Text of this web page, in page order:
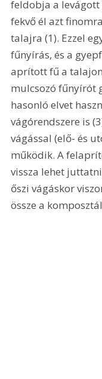
feldobja a
fekvő él azt
talajra (1). Ezzel
fűnyírás, és a
aprított fű a
mulcsozó fűnyírót
hasonló elvet
vágórendszere is
vágással (elő- és
működik. A
vissza lehet
őszi vágáskor
össze a